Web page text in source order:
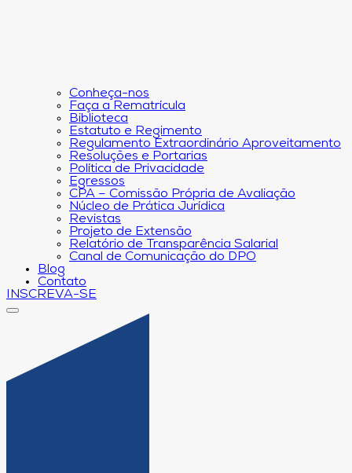
Conheça-nos
Faça a Rematrícula
Biblioteca
Estatuto e Regimento
Regulamento Extraordinário Aproveitamento
Resoluções e Portarias
Política de Privacidade
Egressos
CPA – Comissão Própria de Avaliação
Núcleo de Prática Jurídica
Revistas
Projeto de Extensão
Relatório de Transparência Salarial
Canal de Comunicação do DPO
Blog
Contato
INSCREVA-SE